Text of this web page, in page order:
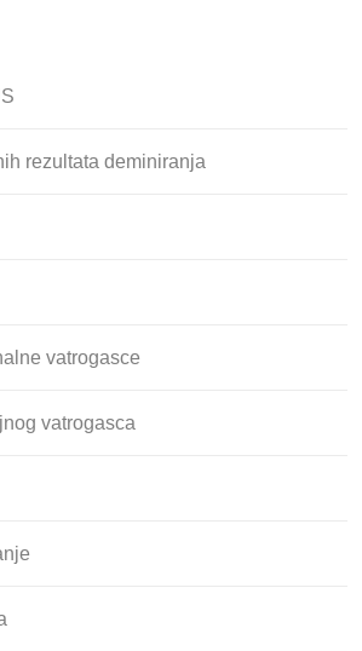
rezultata deminiranja
vatrogasce
vatrogasca